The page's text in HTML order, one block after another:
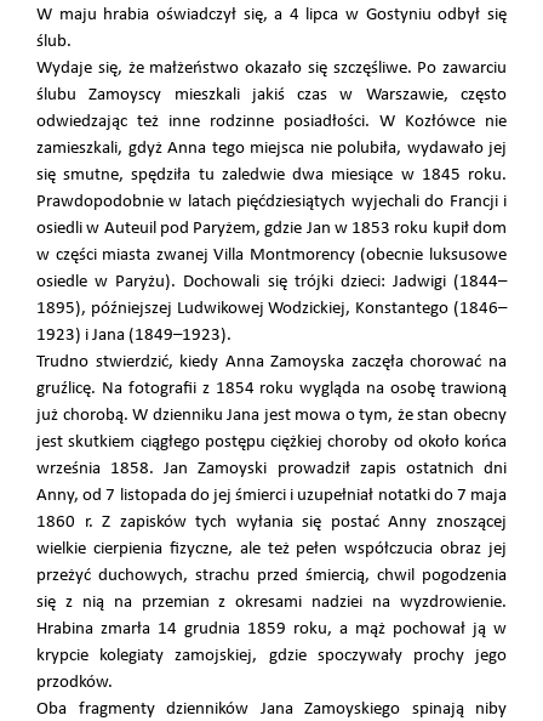
W maju hrabia oświadczył się, a 4 lipca w Gostyniu odbył się
ślub.
Wydaje się, że małżeństwo okazało się szczęśliwe. Po zawarciu
ślubu Zamoyscy mieszkali jakiś czas w Warszawie, często
odwiedzając też inne rodzinne posiadłości. W Kozłówce nie
zamieszkali, gdyż Anna tego miejsca nie polubiła, wydawało jej
się smutne, spędziła tu zaledwie dwa miesiące w 1845 roku.
Prawdopodobnie w latach pięćdziesiątych wyjechali do Francji i
osiedli w Auteuil pod Paryżem, gdzie Jan w 1853 roku kupił dom
w części miasta zwanej Villa Montmorency (obecnie luksusowe
osiedle w Paryżu). Dochowali się trójki dzieci: Jadwigi (1844–
1895), późniejszej Ludwikowej Wodzickiej, Konstantego (1846–
1923) i Jana (1849–1923).
Trudno stwierdzić, kiedy Anna Zamoyska zaczęła chorować na
gruźlicę. Na fotografii z 1854 roku wygląda na osobę trawioną
już chorobą. W dzienniku Jana jest mowa o tym, że stan obecny
jest skutkiem ciągłego postępu ciężkiej choroby od około końca
września 1858. Jan Zamoyski prowadził zapis ostatnich dni
Anny, od 7 listopada do jej śmierci i uzupełniał notatki do 7 maja
1860 r. Z zapisków tych wyłania się postać Anny znoszącej
wielkie cierpienia fizyczne, ale też pełen współczucia obraz jej
przeżyć duchowych, strachu przed śmiercią, chwil pogodzenia
się z nią na przemian z okresami nadziei na wyzdrowienie.
Hrabina zmarła 14 grudnia 1859 roku, a mąż pochował ją w
krypcie kolegiaty zamojskiej, gdzie spoczywały prochy jego
przodków.
Oba fragmenty dzienników Jana Zamoyskiego spinają niby